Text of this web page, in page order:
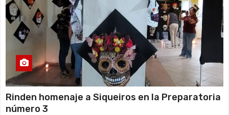
Rinden homenaje a Siqueiros en la Preparatoria
número 3